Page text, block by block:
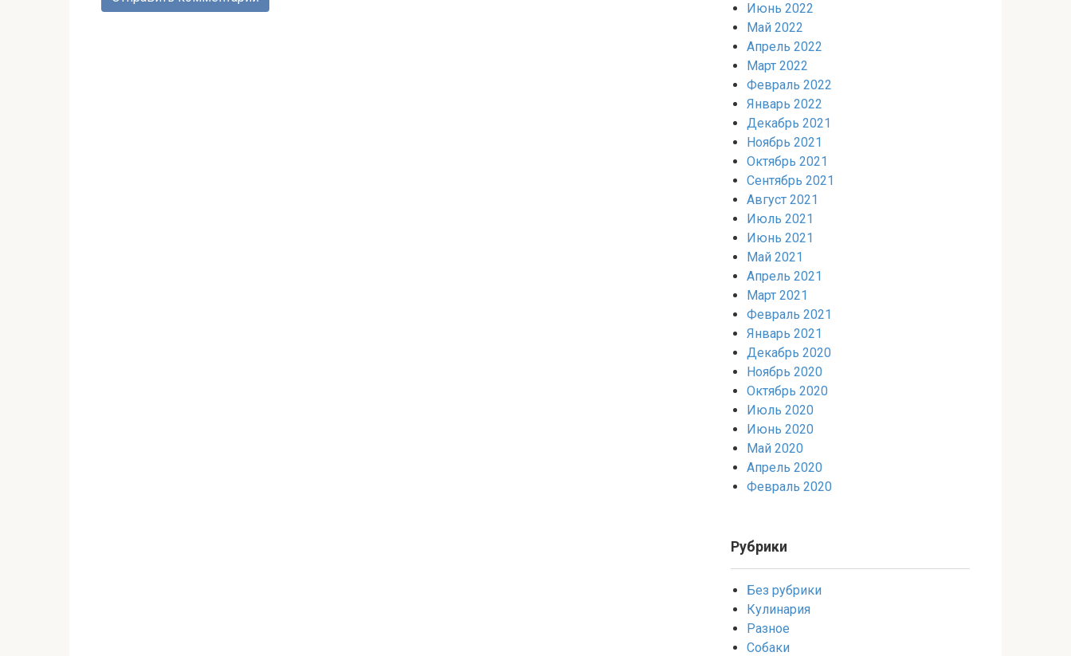
Июнь 2022
Май 2022
Апрель 2022
Март 2022
Февраль 2022
Январь 2022
Декабрь 2021
Ноябрь 2021
Октябрь 2021
Сентябрь 2021
Август 2021
Июль 2021
Июнь 2021
Май 2021
Апрель 2021
Март 2021
Февраль 2021
Январь 2021
Декабрь 2020
Ноябрь 2020
Октябрь 2020
Июль 2020
Июнь 2020
Май 2020
Апрель 2020
Февраль 2020
Рубрики
Без рубрики
Кулинария
Разное
Собаки